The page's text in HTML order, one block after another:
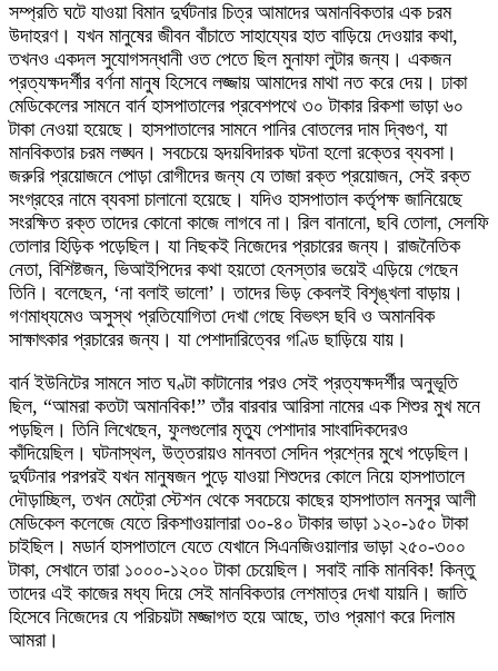
সম্প্রতি ঘটে যাওয়া বিমান দুর্ঘটনার চিত্র আমাদের অমানবিকতার এক চরম
উদাহরণ। যখন মানুষের জীবন বাঁচাতে সাহায্যের হাত বাড়িয়ে দেওয়ার কথা,
তখনও একদল সুযোগসন্ধানী ওত পেতে ছিল মুনাফা লুটার জন্য। একজন
প্রত্যক্ষদর্শীর বর্ণনা মানুষ হিসেবে লজ্জায় আমাদের মাথা নত করে দেয়। ঢাকা
মেডিকেলের সামনে বার্ন হাসপাতালের প্রবেশপথে ৩০ টাকার রিকশা ভাড়া ৬০
টাকা নেওয়া হয়েছে। হাসপাতালের সামনে পানির বোতলের দাম দ্বিগুণ, যা
মানবিকতার চরম লঙ্ঘন। সবচেয়ে হৃদয়বিদারক ঘটনা হলো রক্তের ব্যবসা।
জরুরি প্রয়োজনে পোড়া রোগীদের জন্য যে তাজা রক্ত প্রয়োজন, সেই রক্ত
সংগ্রহের নামে ব্যবসা চালানো হয়েছে। যদিও হাসপাতাল কর্তৃপক্ষ জানিয়েছে
সংরক্ষিত রক্ত তাদের কোনো কাজে লাগবে না। রিল বানানো, ছবি তোলা, সেলফি
তোলার হিড়িক পড়েছিল। যা নিছকই নিজেদের প্রচারের জন্য। রাজনৈতিক
নেতা, বিশিষ্টজন, ভিআইপিদের কথা হয়তো হেনস্তার ভয়েই এড়িয়ে গেছেন
তিনি। বলেছেন, ‘না বলাই ভালো’। তাদের ভিড় কেবলই বিশৃঙ্খলা বাড়ায়।
গণমাধ্যমেও অসুস্থ প্রতিযোগিতা দেখা গেছে বিভৎস ছবি ও অমানবিক
সাক্ষাৎকার প্রচারের জন্য। যা পেশাদারিত্বের গণ্ডি ছাড়িয়ে যায়।
বার্ন ইউনিটের সামনে সাত ঘণ্টা কাটানোর পরও সেই প্রত্যক্ষদর্শীর অনুভূতি
ছিল, “আমরা কতটা অমানবিক!” তাঁর বারবার আরিসা নামের এক শিশুর মুখ মনে
পড়ছিল। তিনি লিখেছেন, ফুলগুলোর মৃত্যু পেশাদার সাংবাদিকদেরও
কাঁদিয়েছিল। ঘটনাস্থল, উত্তরায়ও মানবতা সেদিন প্রশ্নের মুখে পড়েছিল।
দুর্ঘটনার পরপরই যখন মানুষজন পুড়ে যাওয়া শিশুদের কোলে নিয়ে হাসপাতালে
দৌড়াচ্ছিল, তখন মেট্রো স্টেশন থেকে সবচেয়ে কাছের হাসপাতাল মনসুর আলী
মেডিকেল কলেজে যেতে রিকশাওয়ালারা ৩০-৪০ টাকার ভাড়া ১২০-১৫০ টাকা
চাইছিল। মডার্ন হাসপাতালে যেতে যেখানে সিএনজিওয়ালার ভাড়া ২৫০-৩০০
টাকা, সেখানে তারা ১০০০-১২০০ টাকা চেয়েছিল। সবাই নাকি মানবিক! কিন্তু
তাদের এই কাজের মধ্য দিয়ে সেই মানবিকতার লেশমাত্র দেখা যায়নি। জাতি
হিসেবে নিজেদের যে পরিচয়টা মজ্জাগত হয়ে আছে, তাও প্রমাণ করে দিলাম
আমরা।